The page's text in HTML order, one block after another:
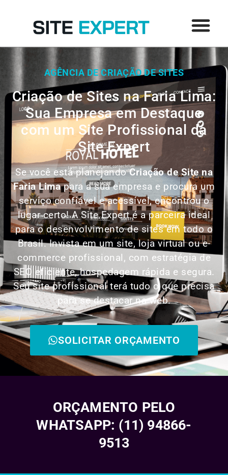
AGÊNCIA DE CRIAÇÃO DE SITES
Criação de Sites na Faria Lima:
Sua Empresa em Destaque
com um Site Profissional da
Site Expert
Se você está planejandoCriação de Site na
Faria Limapara a sua empresa e procura um
serviço confiável e acessível, encontrou o
lugar certo! A Site Expert é a parceira ideal
para o desenvolvimento de sites em todo o
Brasil. Invista em um site, loja virtual ou e-
commerce profissional, com estratégia de
SEO eficiente, hospedagem rápida e segura.
Seu site profissional terá tudo o que precisa
para se destacar na web.
SOLICITAR ORÇAMENTO
ORÇAMENTO PELO
WHATSAPP: (11) 94866-
9513